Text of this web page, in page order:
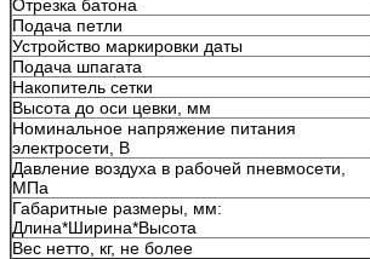
Отрезка батона
Подача петли
Устройство маркировки даты
Подача шпагата
Накопитель сетки
Высота до оси цевки, мм
Номинальное напряжение питания
электросети, В
Давление воздуха в рабочей пневмосети,
МПа
Габаритные размеры, мм:
Длина*Ширина*Высота
Вес нетто, кг, не более